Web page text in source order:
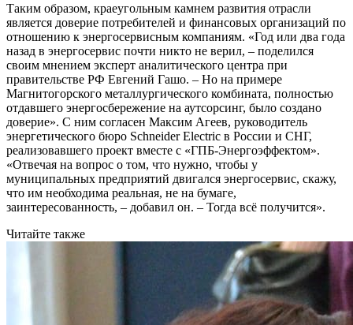
Таким образом, краеугольным камнем развития отрасли
является доверие потребителей и финансовых организаций по
отношению к энергосервисным компаниям. «Год или два года
назад в энергосервис почти никто не верил, – поделился
своим мнением эксперт аналитического центра при
правительстве РФ Евгений Гашо. – Но на примере
Магнитогорского металлургического комбината, полностью
отдавшего энергосбережение на аутсорсинг, было создано
доверие». С ним согласен Максим Агеев, руководитель
энергетического бюро Schneider Electric в России и СНГ,
реализовавшего проект вместе с «ГПБ-Энергоэффектом».
«Отвечая на вопрос о том, что нужно, чтобы у
муниципальных предприятий двигался энергосервис, скажу,
что им необходима реальная, не на бумаге,
заинтересованность, – добавил он. – Тогда всё получится».
Читайте также